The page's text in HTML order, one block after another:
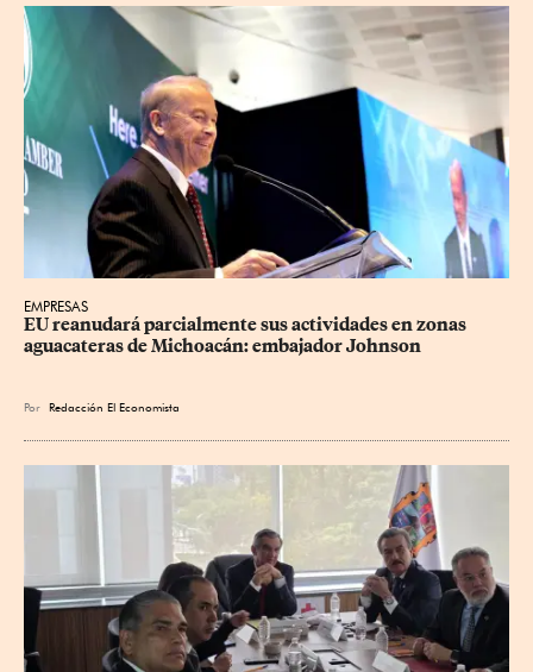
EMPRESAS
EU reanudará parcialmente sus actividades en zonas
aguacateras de Michoacán: embajador Johnson
Por Redacción El Economista